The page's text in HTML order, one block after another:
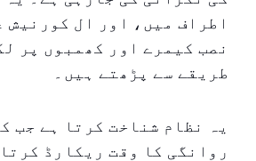
اطراف میں، اور ال کورنیش
نصب کیمرے اور کھمبوں پر
طریقے سے پڑھتے ہیں۔
یہ نظام شناخت کرتا ہے جب
روانگی کا وقت ریکارڈ